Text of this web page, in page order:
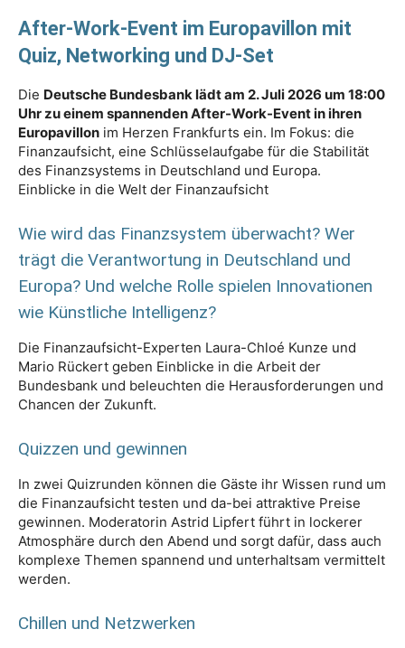
After-Work-Event im Europavillon mit
Quiz, Networking und DJ-Set
Die Deutsche Bundesbank lädt am 2. Juli 2026 um 18:00
Uhr zu einem spannenden After-Work-Event in ihren
Europavillon im Herzen Frankfurts ein. Im Fokus: die
Finanzaufsicht, eine Schlüsselaufgabe für die Stabilität
des Finanzsystems in Deutschland und Europa.
Einblicke in die Welt der Finanzaufsicht
Wie wird das Finanzsystem überwacht? Wer
trägt die Verantwortung in Deutschland und
Europa? Und welche Rolle spielen Innovationen
wie Künstliche Intelligenz?
Die Finanzaufsicht-Experten Laura-Chloé Kunze und
Mario Rückert geben Einblicke in die Arbeit der
Bundesbank und beleuchten die Herausforderungen und
Chancen der Zukunft.
Quizzen und gewinnen
In zwei Quizrunden können die Gäste ihr Wissen rund um
die Finanzaufsicht testen und da-bei attraktive Preise
gewinnen. Moderatorin Astrid Lipfert führt in lockerer
Atmosphäre durch den Abend und sorgt dafür, dass auch
komplexe Themen spannend und unterhaltsam vermittelt
werden.
Chillen und Netzwerken